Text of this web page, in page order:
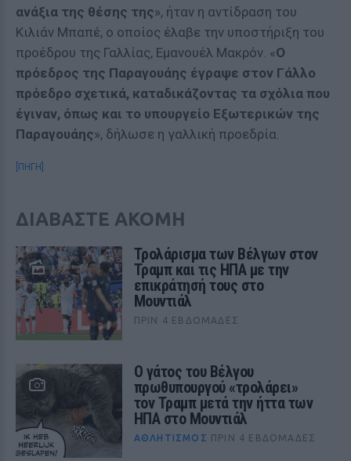
ανάξια της θέσης της», ήταν η αντίδραση του
Κιλιάν Μπαπέ, ο οποίος έλαβε την υποστήριξη του
προέδρου της Γαλλίας, Εμανουέλ Μακρόν. «Ο
πρόεδρος της Παραγουάης έγραψε στον Γάλλο
πρόεδρο σχετικά, καταδικάζοντας τα σχόλια που
έγιναν, όπως και το υπουργείο Εξωτερικών της
Παραγουάης», δήλωσε η γαλλική προεδρία.
[ΠΗΓΗ]
ΔΙΑΒΑΣΤΕ ΑΚΟΜΗ
Τρολάρισμα των Βέλγων στον
Τραμπ και τις ΗΠΑ με την
επικράτησή τους στο
Μουντιάλ
ΠΡΙΝ 4 ΕΒΔΟΜΆΔΕΣ
Ο γάτος του Βέλγου
πρωθυπουργού «τρολάρει»
τον Τραμπ μετά την ήττα των
ΗΠΑ στο Μουντιάλ
ΑΘΛΗΤΙΣΜΌΣ ΠΡΙΝ 4 ΕΒΔΟΜΆΔΕΣ